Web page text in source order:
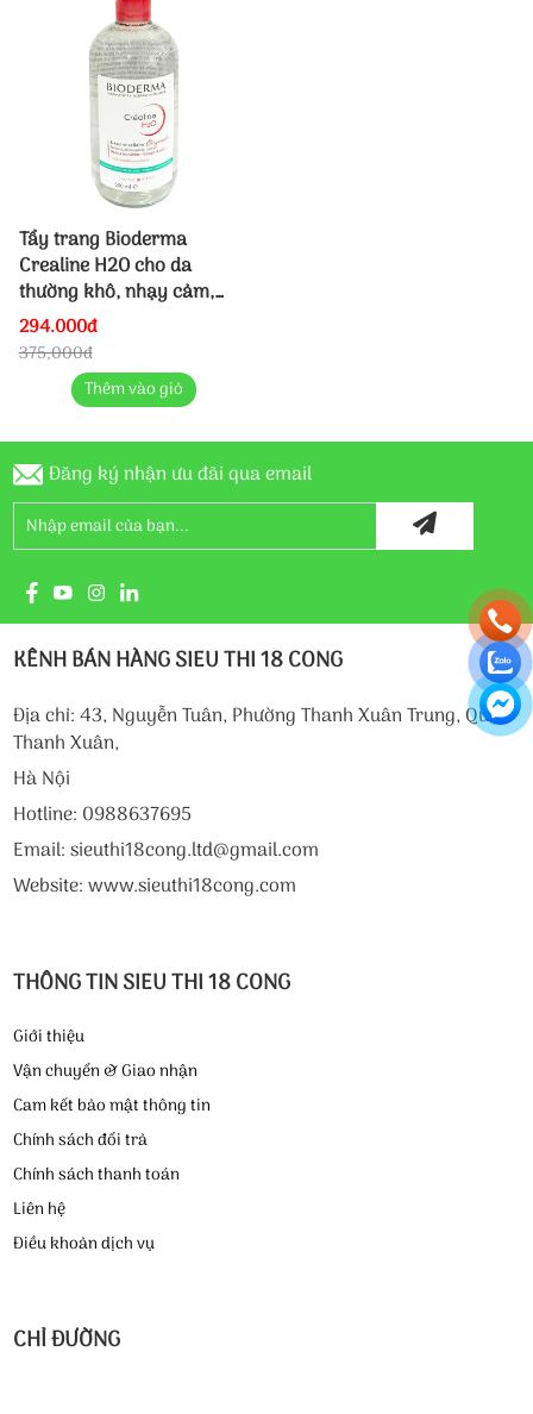
Tẩy trang Bioderma
Crealine H2O cho da
thường khô, nhạy cảm,
Hồng, 500ml
294.000đ
375,000đ
Thêm vào giỏ
Đăng ký nhận ưu đãi qua email
KÊNH BÁN HÀNG SIEU THI 18 CONG
Địa chỉ: 43, Nguyễn Tuân, Phường Thanh Xuân Trung, Quận
Thanh Xuân,
Hà Nội
Hotline: 0988637695
Email: sieuthi18cong.ltd@gmail.com
Website: www.sieuthi18cong.com
THÔNG TIN SIEU THI 18 CONG
Giới thiệu
Vận chuyển & Giao nhận
Cam kết bảo mật thông tin
Chính sách đổi trả
Chính sách thanh toán
Liên hệ
Điều khoản dịch vụ
CHỈ ĐƯỜNG